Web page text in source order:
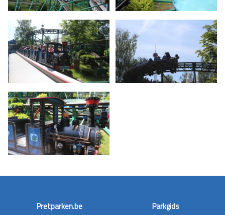
Pretparken.be
Parkgids